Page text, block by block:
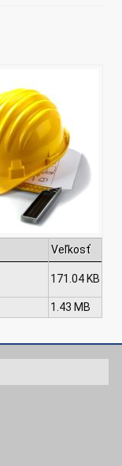
Veľkosť
171.04 KB
1.43 MB